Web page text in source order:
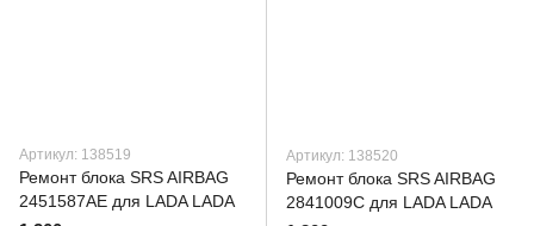
Артикул: 138519
Ремонт блока SRS AIRBAG
2451587AE для LADA LADA
Артикул: 138520
Ремонт блока SRS AIRBAG
2841009C для LADA LADA